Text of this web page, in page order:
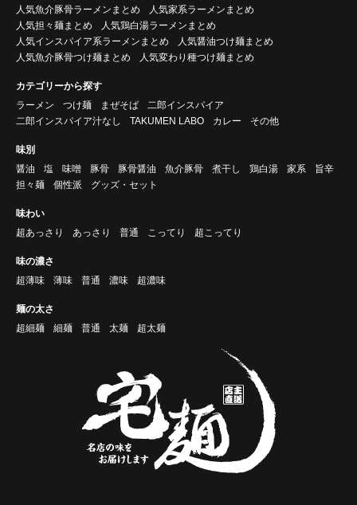
人気魚介豚骨ラーメンまとめ
人気家系ラーメンまとめ
人気担々麺まとめ
人気鶏白湯ラーメンまとめ
人気インスパイア系ラーメンまとめ
人気醤油つけ麺まとめ
人気魚介豚骨つけ麺まとめ
人気変わり種つけ麺まとめ
カテゴリーから探す
ラーメン
つけ麺 まぜそば
二郎インスパイア
二郎インスパイア汁なし
TAKUMEN LABO カレー その他
味別
醤油
塩 味噌 豚骨 豚骨醤油 魚介豚骨 煮干し 鶏白湯 家系
旨辛
担々麺
個性派 グッズ・セット
味わい
超あっさり
あっさり 普通 こってり 超こってり
味の濃さ
超薄味
薄味 普通 濃味 超濃味
麺の太さ
超細麺
細麺 普通 太麺 超太麺